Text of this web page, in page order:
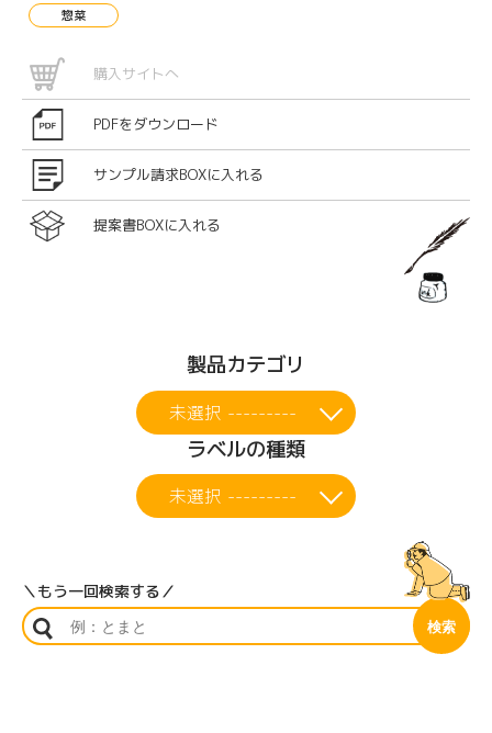
惣菜
購入サイトへ
PDFをダウンロード
サンプル請求BOXに入れる
提案書BOXに入れる
製品カテゴリ
未選択 ---------
ラベルの種類
未選択 ---------
＼もう一回検索する／